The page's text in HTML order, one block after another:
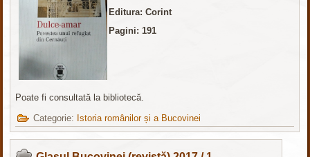
Editura: Corint
Pagini: 191
Poate fi consultată la bibliotecă.
Categorie: Istoria românilor și a Bucovinei